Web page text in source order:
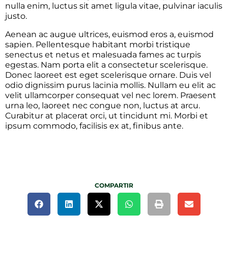
nulla enim, luctus sit amet ligula vitae, pulvinar iaculis
justo.
Aenean ac augue ultrices, euismod eros a, euismod
sapien. Pellentesque habitant morbi tristique
senectus et netus et malesuada fames ac turpis
egestas. Nam porta elit a consectetur scelerisque.
Donec laoreet est eget scelerisque ornare. Duis vel
odio dignissim purus lacinia mollis. Nullam eu elit ac
velit ullamcorper consequat vel nec lorem. Praesent
urna leo, laoreet nec congue non, luctus at arcu.
Curabitur at placerat orci, ut tincidunt mi. Morbi et
ipsum commodo, facilisis ex at, finibus ante.
COMPARTIR